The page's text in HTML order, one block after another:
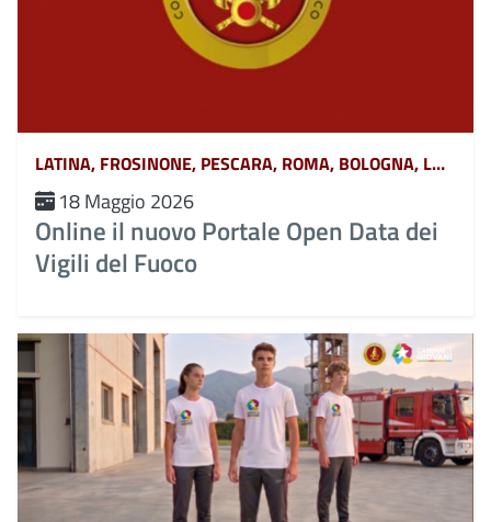
LATINA, FROSINONE, PESCARA, ROMA, BOLOGNA, L&#039;AQUILA, TERAMO, CHIETI, POTENZA, MATERA, CATANZARO, COSENZA, CROTONE, REGGIO CALABRIA, VIBO VALENTIA, AVELLINO, BENEVENTO, CASERTA, NAPOLI, SALERNO, FERRARA, FORLÌ-CESENA, MODENA, PARMA, PIACENZA, RAVENNA, REGGIO EMILIA, RIMINI, GORIZIA, PORDENONE, TRIESTE, UDINE, RIETI, VITERBO, GENOVA, IMPERIA, LA SPEZIA, SAVONA, BERGAMO, BRESCIA, COMO, CREMONA, LECCO, LODI, MANTOVA, MILANO, MONZA, PAVIA, SONDRIO, VARESE, ANCONA, ASCOLI PICENO, FERMO, MACERATA, CAMPOBASSO, ISERNIA, ALESSANDRIA, ASTI, BIELLA, CUNEO, NOVARA, TORINO, VERCELLI, BARI, BRINDISI, FOGGIA, LECCE, TARANTO, CAGLIARI, NUORO, ORISTANO, SASSARI, AGRIGENTO, CALTANISSETTA, CATANIA, ENNA, MESSINA, PALERMO, RAGUSA, SIRACUSA, TRAPANI, AREZZO, FIRENZE, GROSSETO, LIVORNO, LUCCA, MASSA CARRARA, PISA, PISTOIA, PRATO, SIENA, PERUGIA, TERNI, BELLUNO, BOLZANO, PADOVA, ROVIGO, TRENTO, TREVISO, VENEZIA, VERONA, VICENZA, MASSA, MONZA-BRIANZA, VERBANO-CUSIO-OSSOLA, PESARO-URBINO, BARLETTA-ANDRIA-TRANI, CAMPANIA, ABRUZZO, BASILICATA, CALABRIA, EMILIA ROMAGNA, FRIULI VENEZIA GIULIA, LAZIO, LIGURIA, LOMBARDIA, MARCHE, MOLISE, PIEMONTE, PUGLIA, SARDEGNA, SICILIA, TOSCANA, UMBRIA, VENETO E TRENTINO ALTO ADIGE, AOSTA
18 Maggio 2026
Online il nuovo Portale Open Data dei
Vigili del Fuoco